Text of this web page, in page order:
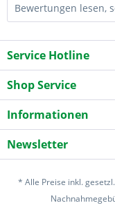
Bewertungen lesen,
Service Hotline
Shop Service
Informationen
Newsletter
* Alle Preise inkl.